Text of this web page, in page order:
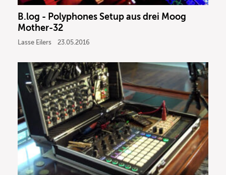
B.log - Polyphones Setup aus drei Moog
Mother-32
Lasse Eilers 23.05.2016